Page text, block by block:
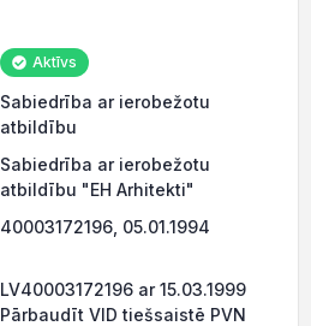
Aktīvs
Sabiedrība ar ierobežotu
atbildību
Sabiedrība ar ierobežotu
atbildību "EH Arhitekti"
40003172196, 05.01.1994
LV40003172196 ar 15.03.1999
Pārbaudīt VID tiešsaistē PVN